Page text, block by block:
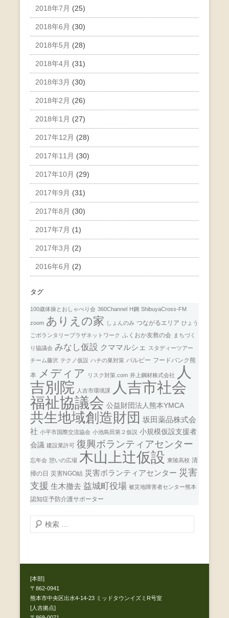
2018年7月 (25)
2018年6月 (30)
2018年5月 (28)
2018年4月 (31)
2018年3月 (30)
2018年2月 (26)
2018年1月 (27)
2017年12月 (28)
2017年11月 (30)
2017年10月 (29)
2017年9月 (31)
2017年8月 (30)
2017年7月 (1)
2017年3月 (2)
2016年6月 (2)
タグ
100歳体操とおしゃべり会 360Channel H鋼 ShibuyaCross-FM
zoom ありえの家 しょんのみ つながるエリア ひょう
ごボランタリープラザネットワーク ふくおか友救の会 まちづく
り協議会 みなし仮設 クママルシェ
スタディーツアー
チーム藤沢 テクノ仮設 ハチの巣対策 バルビー フードバンク熊
本 メディア リスク対策.com 井上鋼材株式会社
人
吉別院
人吉市環境課
人吉市社会
福祉協議会 公益財団法人熊本YMCA
共生地域創造財団 坂田薬品株式会
社 小平市国際交流協会 小池島田第２仮説 小規模仮設支援者
会議 建設業許可 復興ボランティアセンター
忘年会 憩いの広場 木山上辻仮設 東陵高校 清
掃の日 災害NGO結 災害ボランティアセンター 災害
支援 生木撤去 益城町役場 被災地障害者センター熊本
認知症予防介護サポーター
検
索
[本部]
〒862-0941
熊本市中央区出水4-14-23 ミッドタウンイズミR号室
[人吉拠点]